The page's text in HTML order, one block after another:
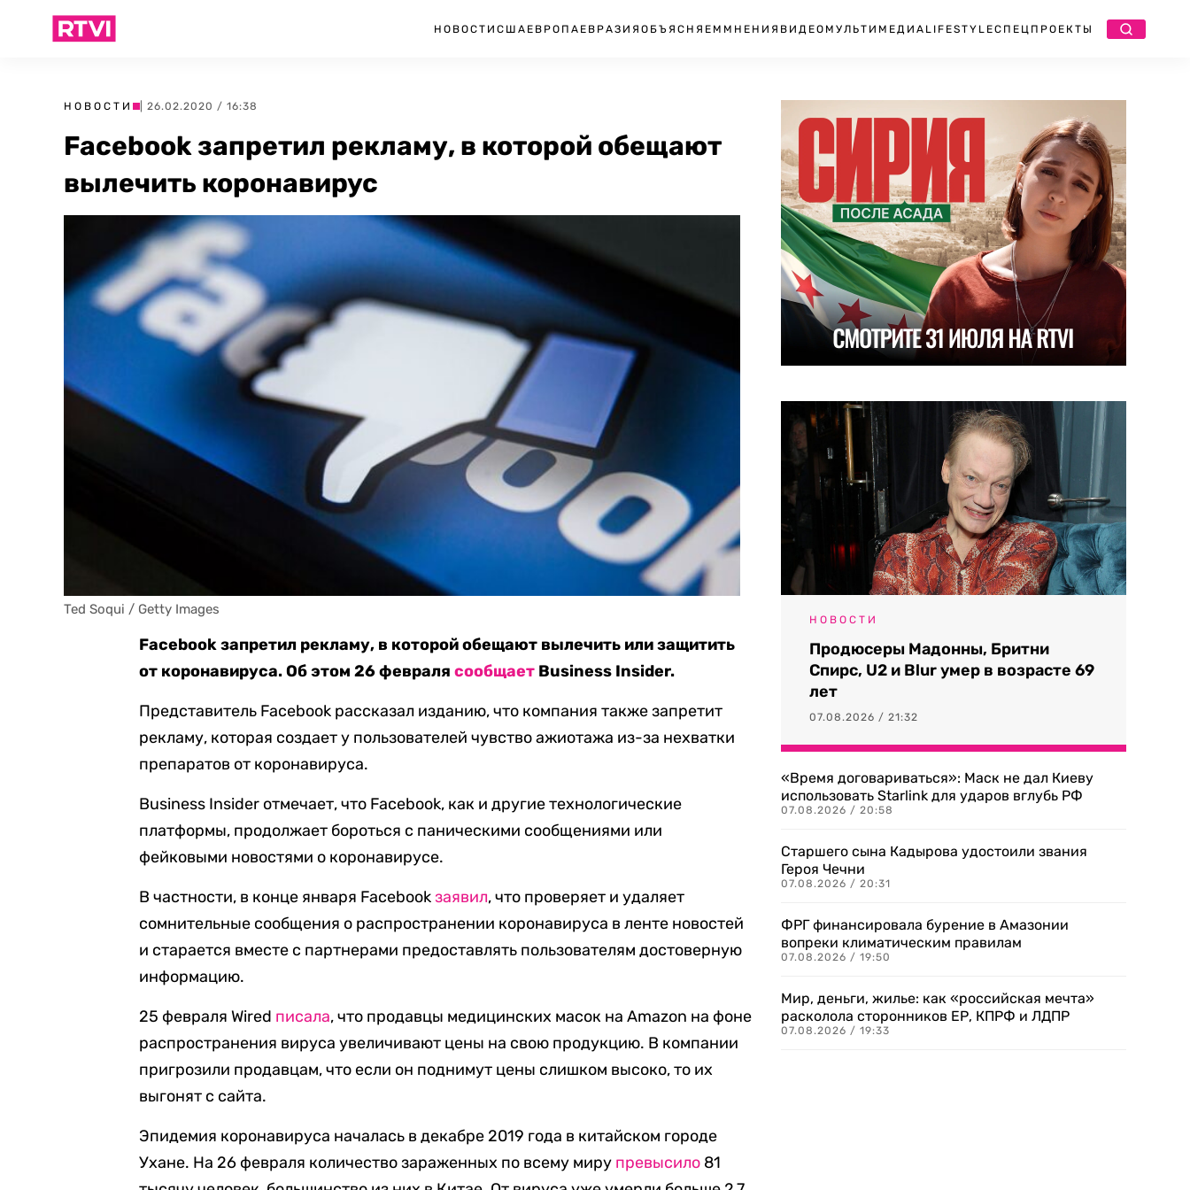
НОВОСТИ США ЕВРОПА ЕВРАЗИЯ ОБЪЯСНЯЕМ МНЕНИЯ ВИДЕО МУЛЬТИМЕДИА LIFESTYLEСПЕЦПРОЕКТЫ
НОВОСТИ | 26.02.2020 / 16:38
Facebook запретил рекламу, в которой обещают
вылечить коронавирус
Ted Soqui / Getty Images
Facebook запретил рекламу, в которой обещают вылечить или защитить
от коронавируса. Об этом 26 февралясообщает Business Insider.
Представитель Facebook рассказал изданию, что компания также запретит
рекламу, которая создает у пользователей чувство ажиотажа из-за нехватки
препаратов от коронавируса.
Business Insider отмечает, что Facebook, как и другие технологические
платформы, продолжает бороться с паническими сообщениями или
фейковыми новостями о коронавирусе.
В частности, в конце января Facebookзаявил, что проверяет и удаляет
сомнительные сообщения о распространении коронавируса в ленте новостей
и старается вместе с партнерами предоставлять пользователям достоверную
информацию.
25 февраля Wired писала, что продавцы медицинских масок на Amazon на фоне
распространения вируса увеличивают цены на свою продукцию. В компании
пригрозили продавцам, что если он поднимут цены слишком высоко, то их
выгонят с сайта.
Эпидемия коронавируса началась в декабре 2019 года в китайском городе
Ухане. На 26 февраля количество зараженных по всему миру превысило 81
НОВОСТИ
Продюсеры Мадонны, Бритни
Спирс, U2 и Blur умер в возрасте 69
лет
07.08.2026 / 21:32
«Время договариваться»: Маск не дал Киеву
использовать Starlink для ударов вглубь РФ
07.08.2026 / 20:58
Старшего сына Кадырова удостоили звания
Героя Чечни
07.08.2026 / 20:31
ФРГ финансировала бурение в Амазонии
вопреки климатическим правилам
07.08.2026 / 19:50
Мир, деньги, жилье: как «российская мечта»
расколола сторонников ЕР, КПРФ и ЛДПР
07.08.2026 / 19:33